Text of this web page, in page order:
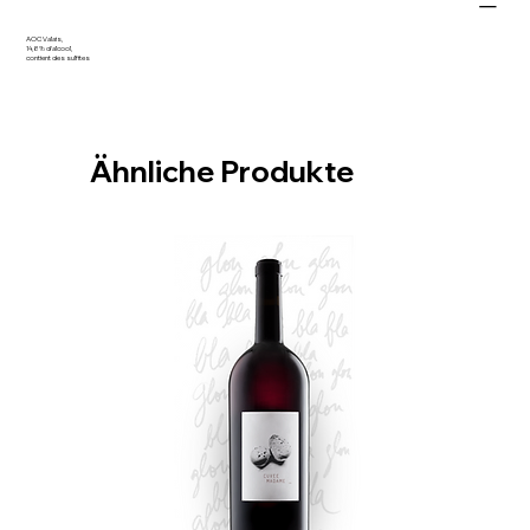
AOC Valais,
14,8% d'alcool,
contient des sulfites
Ähnliche Produkte